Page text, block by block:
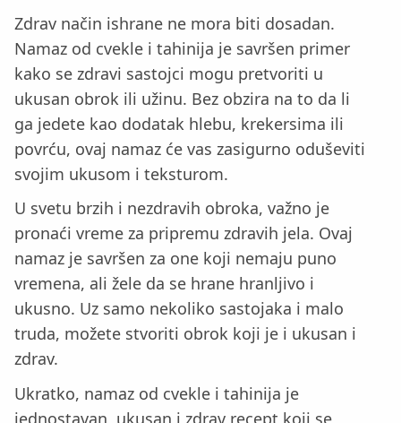
Zdrav način ishrane ne mora biti dosadan.
Namaz od cvekle i tahinija je savršen primer
kako se zdravi sastojci mogu pretvoriti u
ukusan obrok ili užinu. Bez obzira na to da li
ga jedete kao dodatak hlebu, krekersima ili
povrću, ovaj namaz će vas zasigurno oduševiti
svojim ukusom i teksturom.
U svetu brzih i nezdravih obroka, važno je
pronaći vreme za pripremu zdravih jela. Ovaj
namaz je savršen za one koji nemaju puno
vremena, ali žele da se hrane hranljivo i
ukusno. Uz samo nekoliko sastojaka i malo
truda, možete stvoriti obrok koji je i ukusan i
zdrav.
Ukratko, namaz od cvekle i tahinija je
jednostavan, ukusan i zdrav recept koji se